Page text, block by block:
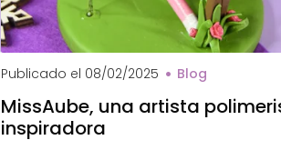
Publicado el 08/02/2025 Blog
MissAube, una artista
inspiradora